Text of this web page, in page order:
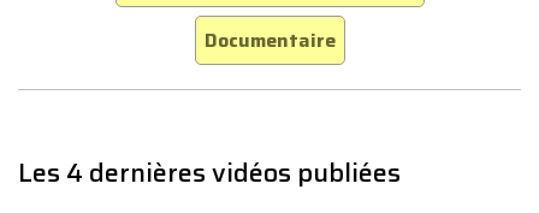
Documentaire
Les 4 dernières vidéos publiées